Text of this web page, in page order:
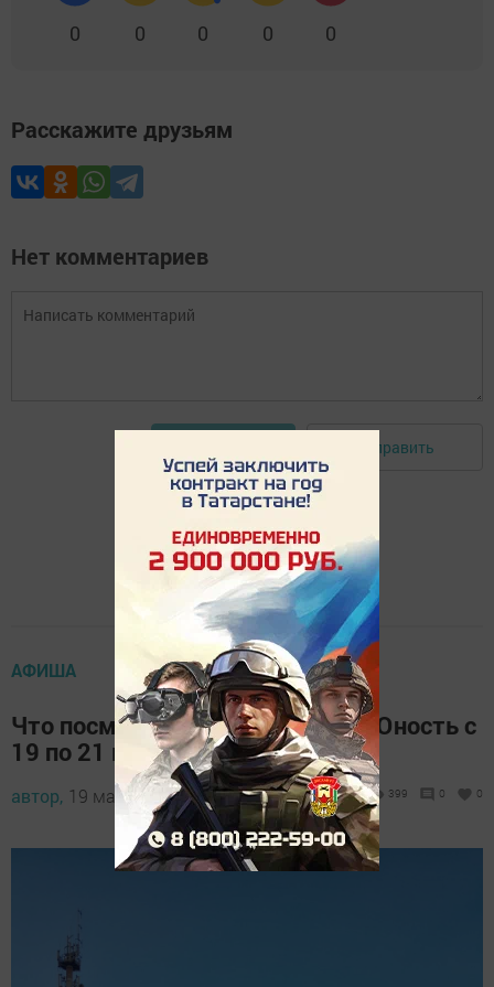
0 0 0 0 0
Расскажите друзьям
Нет комментариев
Отправить
АФИША
Что посмотреть в кинотеатре «Юность с
19 по 21 мая
автор, 19 мая 2025 - 09:31 399 0 0